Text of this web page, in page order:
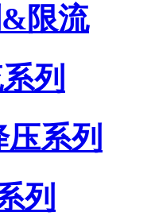
限流
列
系列
列